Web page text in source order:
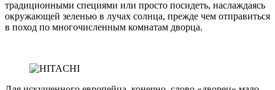
традиционными специями или просто посидеть, наслаждаясь
окружающей зеленью в лучах солнца, прежде чем отправиться
в поход по многочисленным комнатам дворца.